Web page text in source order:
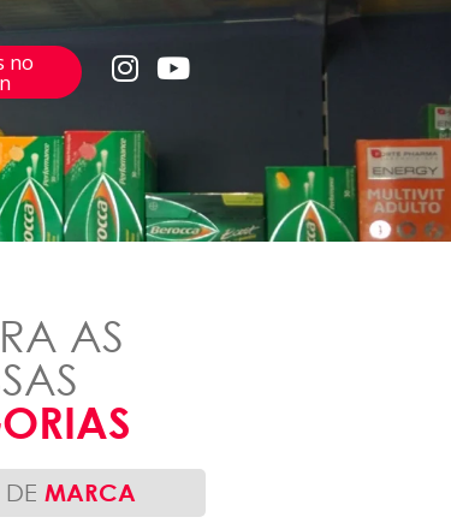
no
AS
DE MARCA